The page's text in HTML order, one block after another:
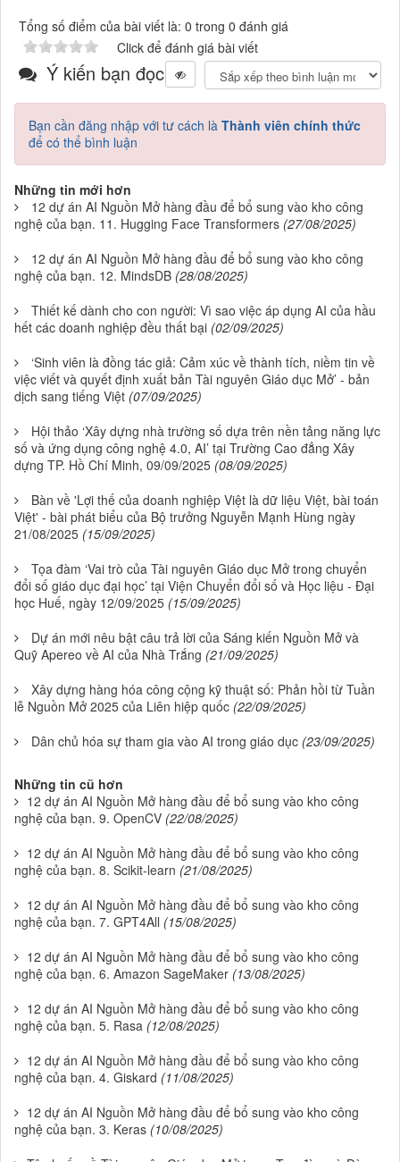
Tổng số điểm của bài viết là: 0 trong 0 đánh giá
Click để đánh giá bài viết
Ý kiến bạn đọc
Bạn cần đăng nhập với tư cách là Thành viên chính thức
để có thể bình luận
Những tin mới hơn
12 dự án AI Nguồn Mở hàng đầu để bổ sung vào kho công
nghệ của bạn. 11. Hugging Face Transformers (27/08/2025)
12 dự án AI Nguồn Mở hàng đầu để bổ sung vào kho công
nghệ của bạn. 12. MindsDB (28/08/2025)
Thiết kế dành cho con người: Vì sao việc áp dụng AI của hầu
hết các doanh nghiệp đều thất bại (02/09/2025)
‘Sinh viên là đồng tác giả: Cảm xúc về thành tích, niềm tin về
việc viết và quyết định xuất bản Tài nguyên Giáo dục Mở’ - bản
dịch sang tiếng Việt (07/09/2025)
Hội thảo ‘Xây dựng nhà trường số dựa trên nền tảng năng lực
số và ứng dụng công nghệ 4.0, AI’ tại Trường Cao đẳng Xây
dựng TP. Hồ Chí Minh, 09/09/2025 (08/09/2025)
Bàn về 'Lợi thế của doanh nghiệp Việt là dữ liệu Việt, bài toán
Việt' - bài phát biểu của Bộ trưởng Nguyễn Mạnh Hùng ngày
21/08/2025 (15/09/2025)
Tọa đàm ‘Vai trò của Tài nguyên Giáo dục Mở trong chuyển
đổi số giáo dục đại học’ tại Viện Chuyển đổi số và Học liệu - Đại
học Huế, ngày 12/09/2025 (15/09/2025)
Dự án mới nêu bật câu trả lời của Sáng kiến Nguồn Mở và
Quỹ Apereo về AI của Nhà Trắng (21/09/2025)
Xây dựng hàng hóa công cộng kỹ thuật số: Phản hồi từ Tuần
lễ Nguồn Mở 2025 của Liên hiệp quốc (22/09/2025)
Dân chủ hóa sự tham gia vào AI trong giáo dục (23/09/2025)
Những tin cũ hơn
12 dự án AI Nguồn Mở hàng đầu để bổ sung vào kho công
nghệ của bạn. 9. OpenCV (22/08/2025)
12 dự án AI Nguồn Mở hàng đầu để bổ sung vào kho công
nghệ của bạn. 8. Scikit-learn (21/08/2025)
12 dự án AI Nguồn Mở hàng đầu để bổ sung vào kho công
nghệ của bạn. 7. GPT4All (15/08/2025)
12 dự án AI Nguồn Mở hàng đầu để bổ sung vào kho công
nghệ của bạn. 6. Amazon SageMaker (13/08/2025)
12 dự án AI Nguồn Mở hàng đầu để bổ sung vào kho công
nghệ của bạn. 5. Rasa (12/08/2025)
12 dự án AI Nguồn Mở hàng đầu để bổ sung vào kho công
nghệ của bạn. 4. Giskard (11/08/2025)
12 dự án AI Nguồn Mở hàng đầu để bổ sung vào kho công
nghệ của bạn. 3. Keras (10/08/2025)